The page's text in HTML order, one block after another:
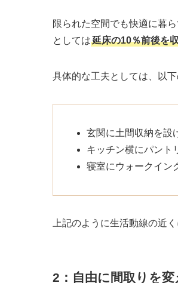
限られた空間でも快適に暮
としては延床の10％前後を
具体的な工夫としては、以
玄関に土間収納を設
キッチン横にパント
寝室にウォークイン
上記のように生活動線の近
2：自由に間取りを